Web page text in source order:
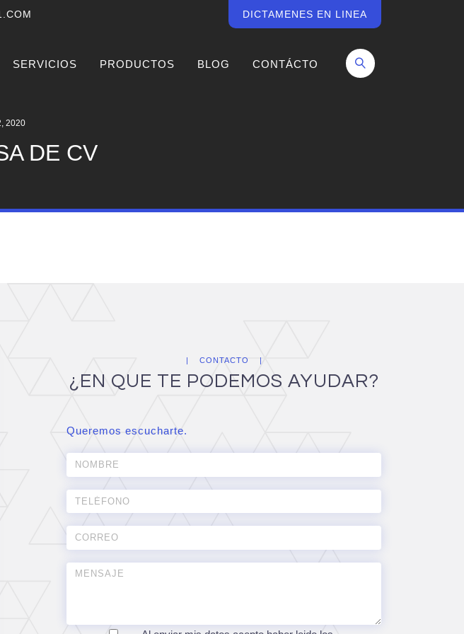
DICTAMENES EN LINEA
SERVICIOS PRODUCTOS BLOG CONTÁCTO
2020
DE CV
CONTACTO
¿EN QUE TE PODEMOS AYUDAR?
Queremos escucharte.